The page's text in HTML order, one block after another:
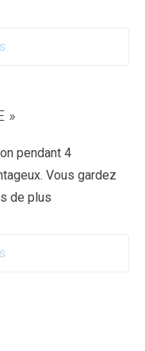
»
pendant 4
Vous gardez
de plus